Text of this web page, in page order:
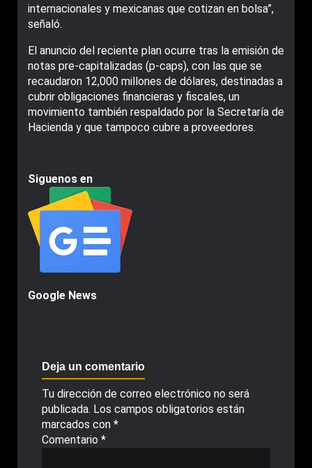
internacionales y mexicanas que cotizan en bolsa”,
señaló.
El anuncio del reciente plan ocurre tras la emisión de
notas pre-capitalizadas (p-caps), con las que se
recaudaron 12,000 millones de dólares, destinadas a
cubrir obligaciones financieras y fiscales, un
movimiento también respaldado por la Secretaría de
Hacienda y que tampoco cubre a proveedores.
Siguenos en
Google News
Deja un comentario
Tu dirección de correo electrónico no será
publicada. Los campos obligatorios están
marcados con *
Comentario *